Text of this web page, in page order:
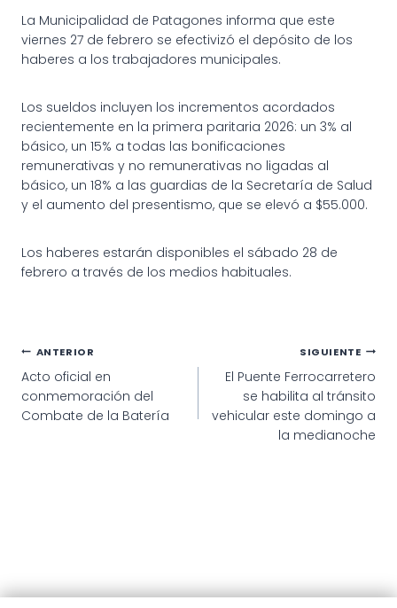
La Municipalidad de Patagones informa que este
viernes 27 de febrero se efectivizó el depósito de los
haberes a los trabajadores municipales.
Los sueldos incluyen los incrementos acordados
recientemente en la primera paritaria 2026: un 3% al
básico, un 15% a todas las bonificaciones
remunerativas y no remunerativas no ligadas al
básico, un 18% a las guardias de la Secretaría de Salud
y el aumento del presentismo, que se elevó a $55.000.
Los haberes estarán disponibles el sábado 28 de
febrero a través de los medios habituales.
Navegación
de
entradas
ANTERIOR
Acto oficial en
conmemoración del
Combate de la Batería
SIGUIENTE
El Puente Ferrocarretero
se habilita al tránsito
vehicular este domingo a
la medianoche